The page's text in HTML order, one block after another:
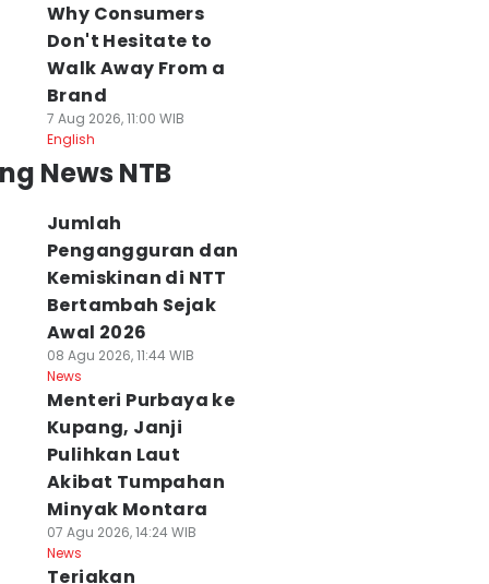
Why Consumers
Don't Hesitate to
Walk Away From a
Brand
7 Aug 2026, 11:00 WIB
English
News NTB
Jumlah
Pengangguran dan
Kemiskinan di NTT
Bertambah Sejak
Awal 2026
08 Agu 2026, 11:44 WIB
News
Menteri Purbaya ke
Kupang, Janji
Pulihkan Laut
Akibat Tumpahan
Minyak Montara
07 Agu 2026, 14:24 WIB
News
Teriakan